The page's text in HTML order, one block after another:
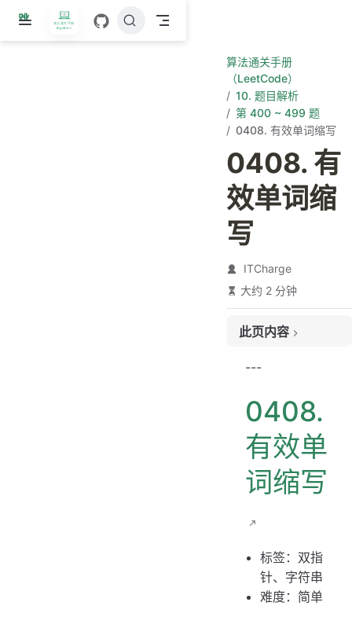
跳
算法通关手册
（LeetCode）
10. 题目解析
第 400 ~ 499 题
0408. 有效单词缩写
0408. 有
效单词缩
写
ITCharge
大约 2 分钟
此页内容
解题思路
思路 1：双指针
思路 1：代码
思路 1：复杂度分析
---
0408.
有效单
词缩写
标签：双指
针、字符串
难度：简单